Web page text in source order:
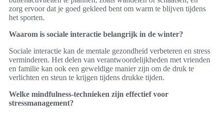
zorg ervoor dat je goed gekleed bent om warm te blijven tijdens
het sporten.
Waarom is sociale interactie belangrijk in de winter?
Sociale interactie kan de mentale gezondheid verbeteren en stress
verminderen. Het delen van verantwoordelijkheden met vrienden
en familie kan ook een geweldige manier zijn om de druk te
verlichten en steun te krijgen tijdens drukke tijden.
Welke mindfulness-technieken zijn effectief voor
stressmanagement?